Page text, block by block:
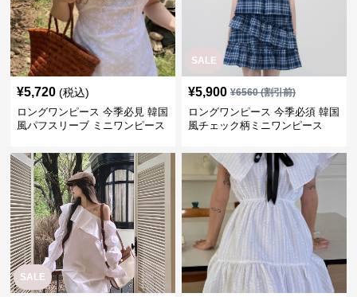
¥5,720 (税込)
ロングワンピース 今季必見 韓国
風パフスリーブ ミニワンピース
SALE
¥5,900 ¥6560(割引前)
ロングワンピース 今季必須 韓国
風チェック柄ミニワンピース
SALE